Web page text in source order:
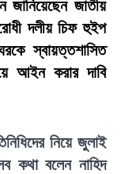
জানিয়েছেন জাতীয়
দলীয় চিফ হুইপ
স্বায়ত্তশাসিত
আইন করার দাবি
নিয়ে জুলাই
কথা বলেন নাহিদ